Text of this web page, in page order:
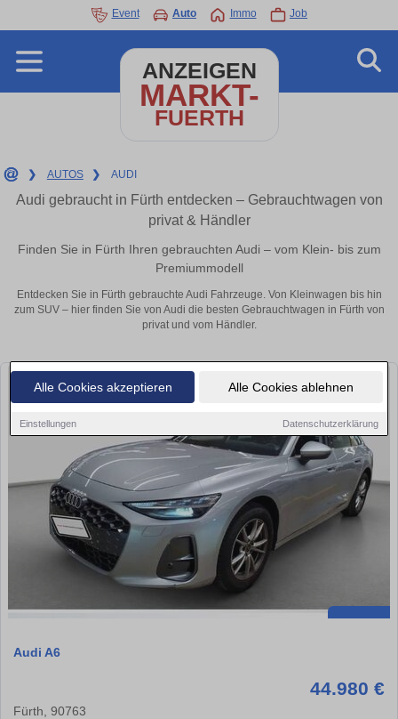
Alle Cookies akzeptieren Alle Cookies ablehnen
Einstellungen Datenschutzerklärung
Event Auto Immo Job
ANZEIGEN
MARKT-
FUERTH
❯ AUTOS ❯ AUDI
Audi gebraucht in Fürth entdecken – Gebrauchtwagen von
privat & Händler
Finden Sie in Fürth Ihren gebrauchten Audi – vom Klein- bis zum
Premiummodell
Entdecken Sie in Fürth gebrauchte Audi Fahrzeuge. Von Kleinwagen bis hin
zum SUV – hier finden Sie von Audi die besten Gebrauchtwagen in Fürth von
privat und vom Händler.
Audi A6
44.980 €
Fürth, 90763